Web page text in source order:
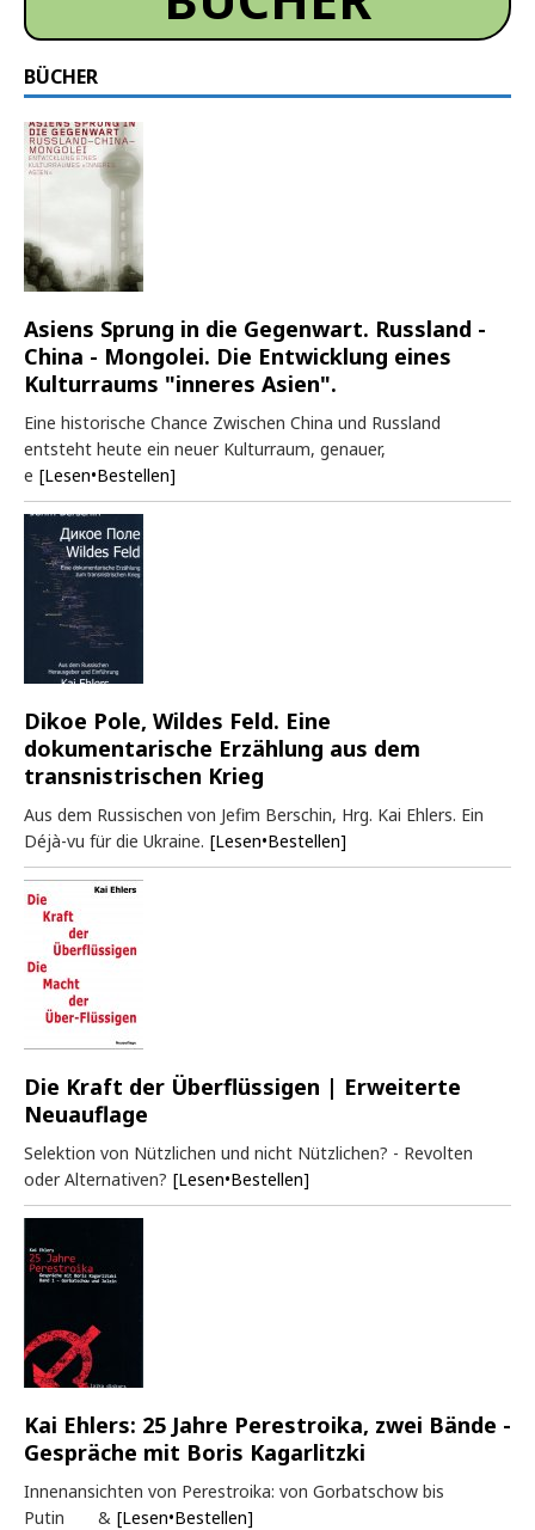
BÜCHER
Asiens Sprung in die Gegenwart. Russland -
China - Mongolei. Die Entwicklung eines
Kulturraums "inneres Asien".
Eine historische Chance Zwischen China und Russland
entsteht heute ein neuer Kulturraum, genauer,
e [Lesen•Bestellen]
Dikoe Pole, Wildes Feld. Eine
dokumentarische Erzählung aus dem
transnistrischen Krieg
Aus dem Russischen von Jefim Berschin, Hrg. Kai Ehlers. Ein
Déjà-vu für die Ukraine. [Lesen•Bestellen]
Die Kraft der Überflüssigen | Erweiterte
Neuauflage
Selektion von Nützlichen und nicht Nützlichen? - Revolten
oder Alternativen? [Lesen•Bestellen]
Kai Ehlers: 25 Jahre Perestroika, zwei Bände -
Gespräche mit Boris Kagarlitzki
Innenansichten von Perestroika: von Gorbatschow bis
Putin & [Lesen•Bestellen]